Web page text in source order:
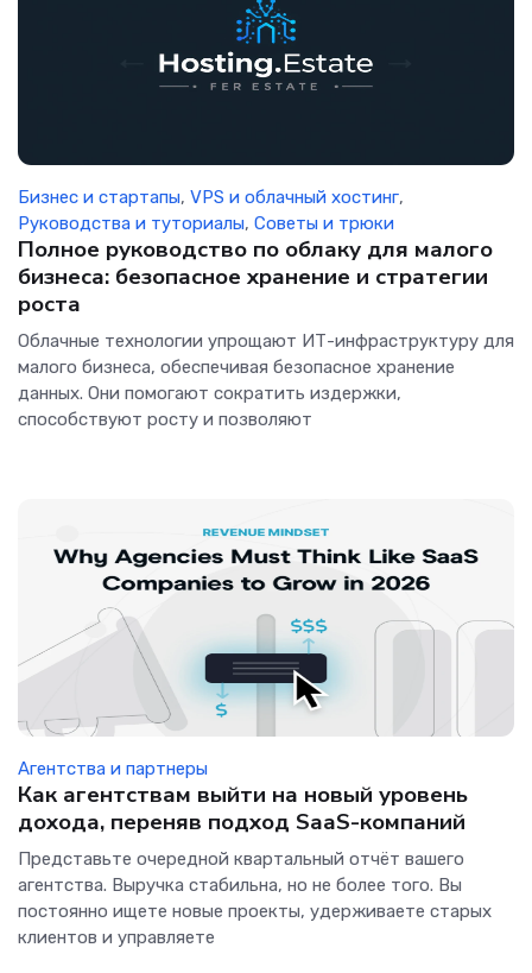
Бизнес и стартапы, VPS и облачный хостинг,
Руководства и туториалы, Советы и трюки
Полное руководство по облаку для малого
бизнеса: безопасное хранение и стратегии
роста
Облачные технологии упрощают ИТ-инфраструктуру для
малого бизнеса, обеспечивая безопасное хранение
данных. Они помогают сократить издержки,
способствуют росту и позволяют
Агентства и партнеры
Как агентствам выйти на новый уровень
дохода, переняв подход SaaS-компаний
Представьте очередной квартальный отчёт вашего
агентства. Выручка стабильна, но не более того. Вы
постоянно ищете новые проекты, удерживаете старых
клиентов и управляете